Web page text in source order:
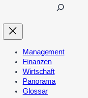
n
Management
Finanzen
Wirtschaft
Panorama
Glossar